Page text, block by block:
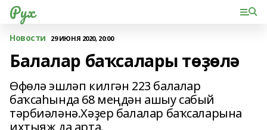
Рух
Новости 29 ИЮНЯ 2020, 20:00
Балалар баҡсалары төҙөлә
Өфөлә эшләп килгән 223 балалар
баҡсаһында 68 меңдән ашыу сабый
тәрбиәләнә.Хәҙер балалар баҡсаларына
ихтыяж да арта.